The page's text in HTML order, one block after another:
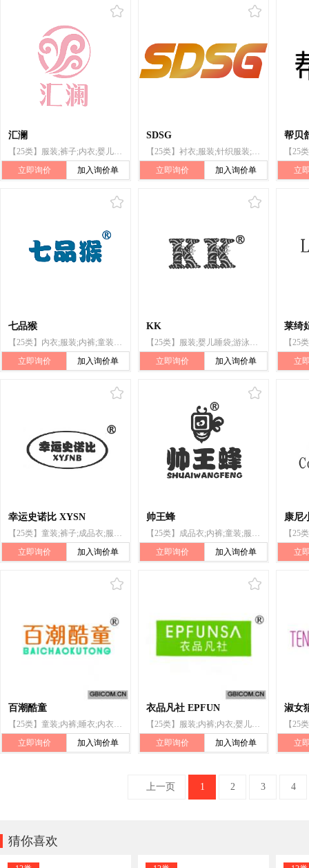
汇澜
【25类】服装;裤子;内衣;婴儿睡袋;袜;帽;手套(服装);围巾;腰带;鞋
立即询价
加入询价单
SDSG
【25类】衬衣;服装;针织服装;皮衣;羽绒服装;鞋;帽子(头戴);袜;手套(服装);婴儿睡袋
立即询价
加入询价单
帮贝
立
七品猴
【25类】内衣;服装;内裤;童装;婴儿全套衣;婴儿睡袋;鞋;帽子;袜;手套(服装)
立即询价
加入询价单
KK
【25类】服装;婴儿睡袋;游泳衣;婚纱;鞋;帽;袜;手套(服装);领带;腰带
立即询价
加入询价单
莱绮
立
幸运史诺比 XYSN
【25类】童装;裤子;成品衣;服装;婴儿睡袋;鞋;帽;袜;手套（服装）;围巾
立即询价
加入询价单
帅王蜂
【25类】成品衣;内裤;童装;服装;婴儿睡袋;鞋;帽;袜;手套（服装）;围巾
立即询价
加入询价单
康尼
立
百潮酷童
【25类】童装;内裤;睡衣;内衣;服装;婴儿睡袋;婴儿全套衣;鞋;帽;袜
立即询价
加入询价单
衣品凡社 EPFUN
【25类】服装;内裤;内衣;婴儿睡袋;鞋;帽;袜;手套(服装);围巾;腰带
立即询价
加入询价单
淑女
立
上一页 1 2 3 4
猜你喜欢